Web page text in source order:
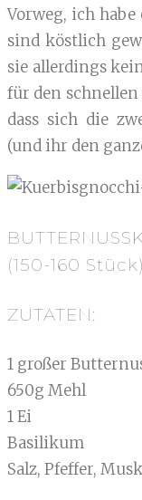
Vorweg, ich
sind köstlich
sie allerdings
für den schnellen
dass sich die
(und ihr den
(150-160 Stück)
ZUTATEN:
1 großer
650g Mehl
1 Ei
Basilikum
Salz, Pfeffer,